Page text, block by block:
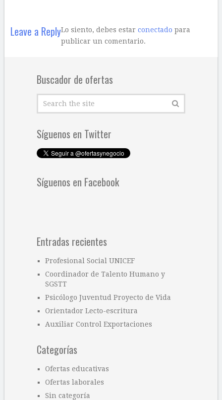
Leave a ReplyLo siento, debes estar conectado para
publicar un comentario.
Buscador de ofertas
Síguenos en Twitter
Síguenos en Facebook
Entradas recientes
Profesional Social UNICEF
Coordinador de Talento Humano y
SGSTT
Psicólogo Juventud Proyecto de Vida
Orientador Lecto-escritura
Auxiliar Control Exportaciones
Categorías
Ofertas educativas
Ofertas laborales
Sin categoría